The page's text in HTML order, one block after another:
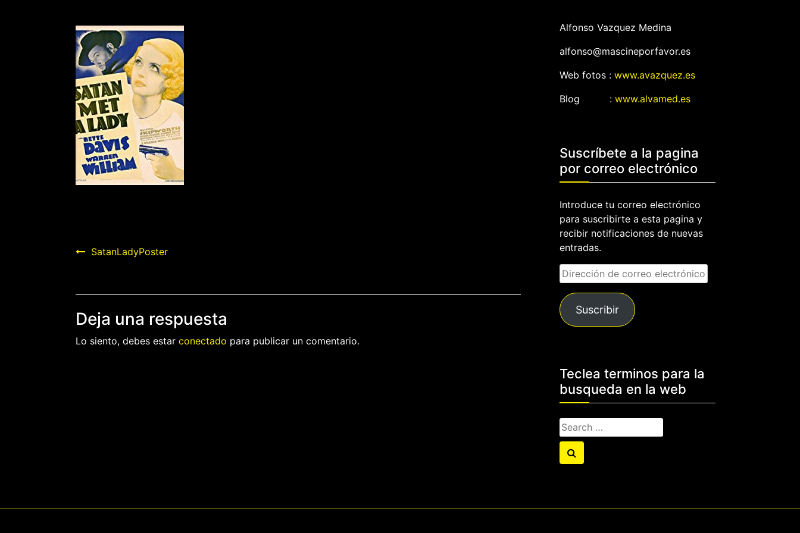
Navegación
entradas
SatanLadyPoster
Deja una respuesta
Lo siento, debes estar conectado para publicar un comentario.
Alfonso Vazquez Medina
alfonso@mascineporfavor.es
Web fotos : www.avazquez.es
Blog : www.alvamed.es
Suscríbete a la pagina
por correo electrónico
Introduce tu correo electrónico
para suscribirte a esta pagina y
recibir notificaciones de nuevas
entradas.
Dirección
de
correo
electrónico
Suscribir
Teclea terminos para la
busqueda en la web
Search
for:
Search